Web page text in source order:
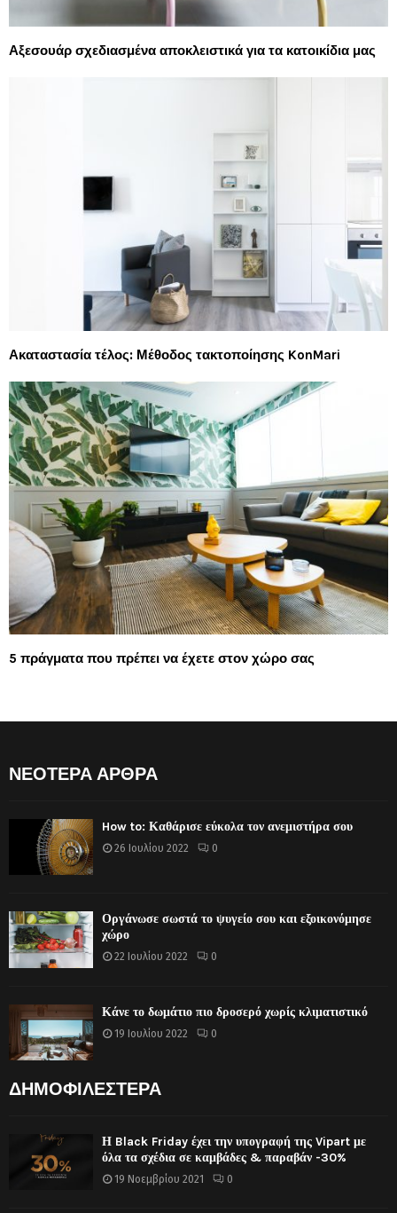
Αξεσουάρ σχεδιασμένα αποκλειστικά για τα κατοικίδια μας
Ακαταστασία τέλος: Μέθοδος τακτοποίησης KonMari
5 πράγματα που πρέπει να έχετε στον χώρο σας
ΝΕΟΤΕΡΑ ΑΡΘΡΑ
How to: Καθάρισε εύκολα τον ανεμιστήρα σου
26 Ιουλίου 2022 0
Οργάνωσε σωστά το ψυγείο σου και εξοικονόμησε
χώρο
22 Ιουλίου 2022 0
Κάνε το δωμάτιο πιο δροσερό χωρίς κλιματιστικό
19 Ιουλίου 2022 0
ΔΗΜΟΦΙΛΕΣΤΕΡΑ
Η Black Friday έχει την υπογραφή της Vipart με
όλα τα σχέδια σε καμβάδες & παραβάν -30%
19 Νοεμβρίου 2021 0